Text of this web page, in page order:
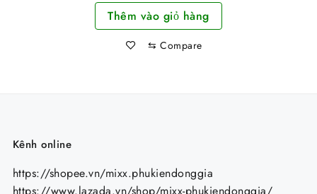
là:
55.000 ₫.
tại
là:
Thêm vào giỏ hàng
⇆ Compare
Kênh online
https://shopee.vn/mixx.phukiendonggia